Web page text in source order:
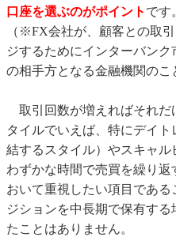
口座を選ぶのがポイント です
（※FX会社が、顧客との取
ジするためにインターバンク
の相手方となる金融機関のこ
取引回数が増えればそれだ
タイルでいえば、特にデイ
結するスタイル）やスキャ
わずかな時間で売買を繰り
おいて重視したい項目であ
ジションを中長期で保有す
たことはありません。